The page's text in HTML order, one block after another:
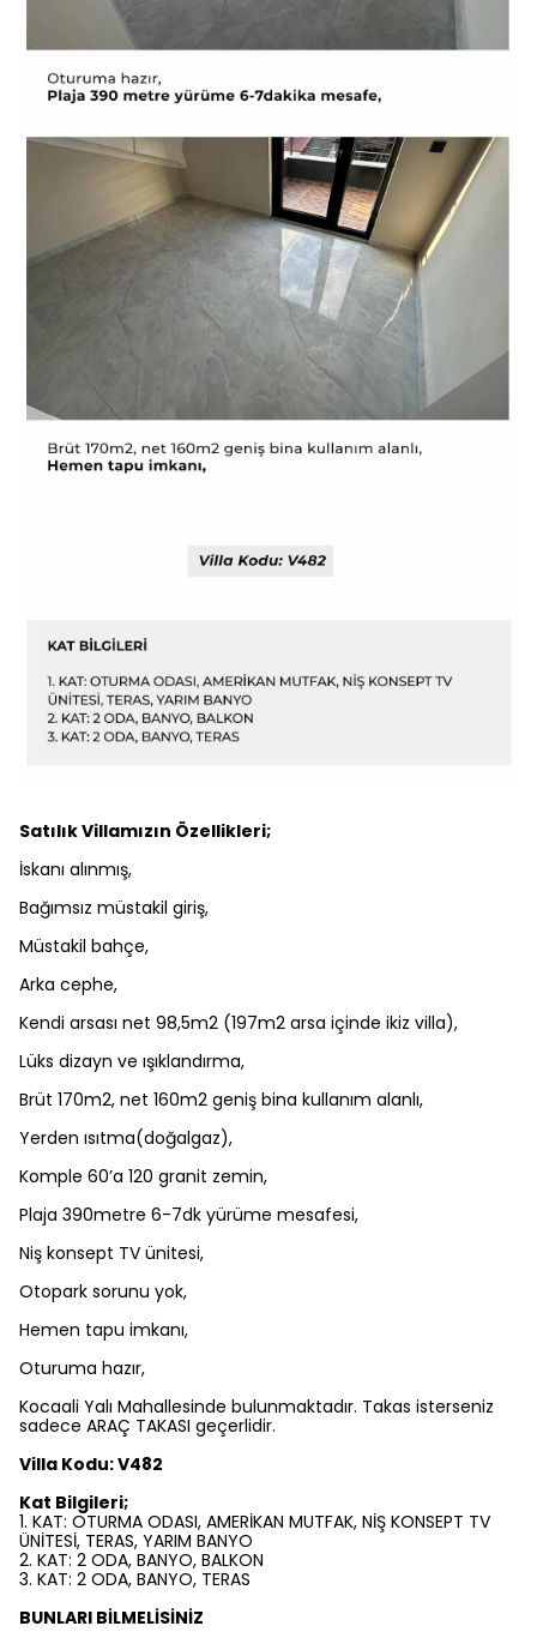
Satılık Villamızın Özellikleri;
İskanı alınmış,
Bağımsız müstakil giriş,
Müstakil bahçe,
Arka cephe,
Kendi arsası net 98,5m2 (197m2 arsa içinde ikiz villa),
Lüks dizayn ve ışıklandırma,
Brüt 170m2, net 160m2 geniş bina kullanım alanlı,
Yerden ısıtma(doğalgaz),
Komple 60’a 120 granit zemin,
Plaja 390metre 6-7dk yürüme mesafesi,
Niş konsept TV ünitesi,
Otopark sorunu yok,
Hemen tapu imkanı,
Oturuma hazır,
Kocaali Yalı Mahallesinde bulunmaktadır. Takas isterseniz
sadece ARAÇ TAKASI geçerlidir.
Villa Kodu: V482
Kat Bilgileri;
1. KAT: OTURMA ODASI, AMERİKAN MUTFAK, NİŞ KONSEPT TV
ÜNİTESİ, TERAS, YARIM BANYO
2. KAT: 2 ODA, BANYO, BALKON
3. KAT: 2 ODA, BANYO, TERAS
BUNLARI BİLMELİSİNİZ